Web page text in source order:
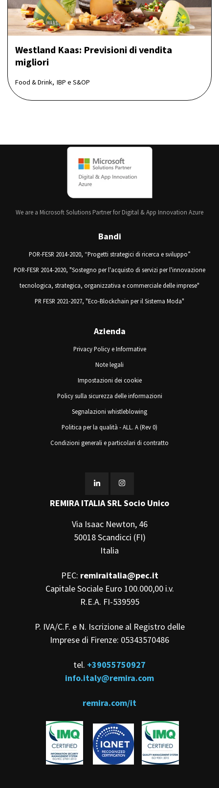
Westland Kaas: Previsioni di vendita
migliori
Food & Drink, IBP e S&OP
We are a Microsoft Solutions Partner for Digital & App Innovation Azure
Bandi
POR-FESR 2014-2020, “Progetti strategici di ricerca e sviluppo”
POR-FESR 2014-2020, "Sostegno per l'acquisto di servizi per l'innovazione
tecnologica, strategica, organizzativa e commerciale delle imprese"
PR FESR 2021-2027, "Eco-Blockchain per il Sistema Moda"
Azienda
Privacy Policy e Informative
Note legali
Impostazioni dei cookie
Policy sulla sicurezza delle informazioni
Segnalazioni whistleblowing
Politica per la qualità - ALL. A (Rev 0)
Condizioni generali e particolari di contratto
REMIRA ITALIA SRL Socio Unico
Via Isaac Newton, 46
50018 Scandicci (FI)
Italia
PEC: remiraitalia@pec.it
Capitale Sociale Euro 100.000,00 i.v.
R.E.A. FI-539595
P. IVA/C.F. e N. Iscrizione al Registro delle
Imprese di Firenze: 05343570486
tel. +39055750927
info.italy@remira.com
remira.com/it